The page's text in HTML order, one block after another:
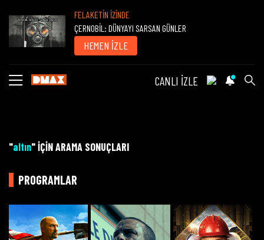
FELAKETİN İZİNDE
ÇERNOBİL: DÜNYAYI SARSAN GÜNLER
HEMEN İZLE
CANLI İZLE
"altın" İÇİN ARAMA SONUÇLARI
PROGRAMLAR